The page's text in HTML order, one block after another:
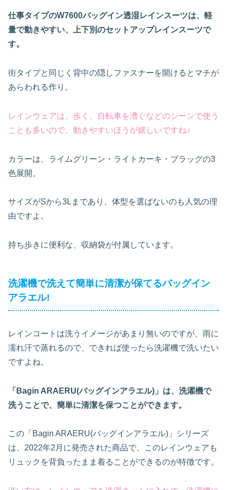
仕事タイプのW7600バッグイン透湿レインスーツは、軽
量で動きやすい、上下別のセットアップレインスーツで
す。
街タイプと同じく背中の隠しファスナーを開けるとマチが
あらわれる作り。
レインウェアは、歩く、自転車を漕ぐなどのシーンで使う
ことも多いので、動きやすいほうが嬉しいですね♪
カラーは、ライムグリーン・ライトカーキ・ブラッグの3
色展開。
サイズがSから3Lまであり、体型を選ばないのも人気の理
由ですよ。
持ち歩きに便利な、収納袋が付属しています。
洗濯機で洗えて簡単に清潔が保てるバッグイン
アラエル!
レインコートは洗うイメージがあまり無いのですが、雨に
濡れ汗で蒸れるので、できれば使ったら洗濯機で洗いたい
ですよね。
「Bagin ARAERU(バッグインアラエル)」は、洗濯機で
洗うことで、簡単に清潔を保つことができます。
この「Bagin ARAERU(バッグインアラエル)」シリーズ
は、2022年2月に発売された商品で、このレインウェアも
リュックを背負ったまま着ることができるのが特徴です。